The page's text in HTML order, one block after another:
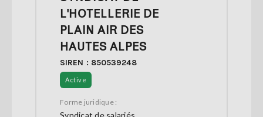
L'HOTELLERIE DE
PLAIN AIR DES
HAUTES ALPES
SIREN : 850539248
Active
Forme juridique :